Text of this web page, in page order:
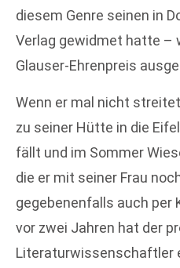
diesem Genre seinen in
Verlag gewidmet hatte –
Glauser-Ehrenpreis
Wenn er mal nicht
zu seiner Hütte in die
fällt und im Sommer
die er mit seiner Frau
gegebenenfalls auch per
vor zwei Jahren hat der
Literaturwissenschaftler